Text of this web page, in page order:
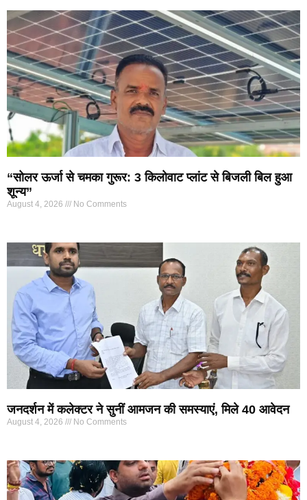
“सोलर ऊर्जा से चमका गुरूर: 3 किलोवाट प्लांट से बिजली बिल हुआ
शून्य”
August 4, 2026 No Comments
जनदर्शन में कलेक्टर ने सुनीं आमजन की समस्याएं, मिले 40 आवेदन
August 4, 2026 No Comments